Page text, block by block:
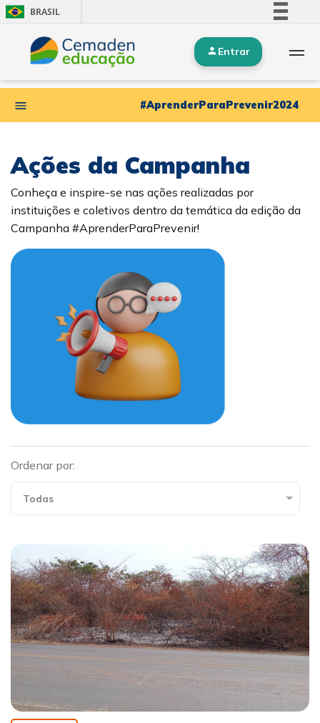
BRASIL
Simplifique!
Comunica BR
Acesso à informação
Legislação
Entrar
#AprenderParaPrevenir2024
Ações da Campanha
Conheça e inspire-se nas ações realizadas por
instituições e coletivos dentro da temática da edição da
Campanha #AprenderParaPrevenir!
Ordenar por: